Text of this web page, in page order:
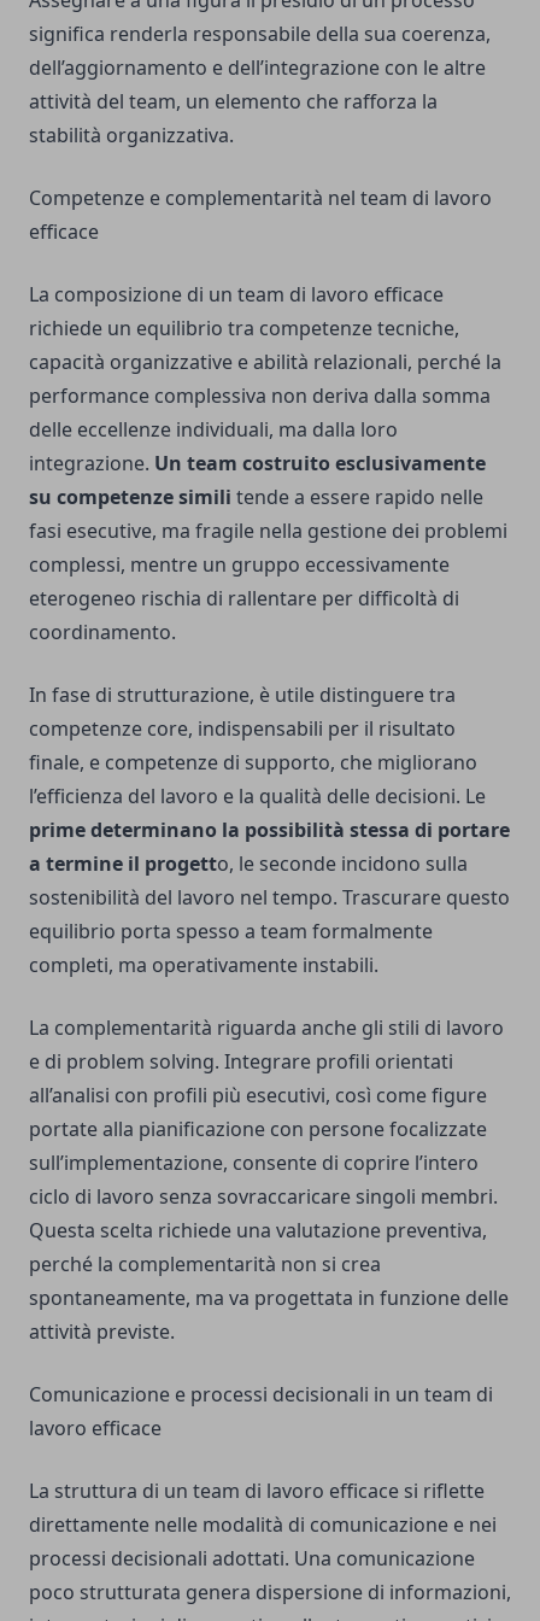
significa renderla responsabile della sua coerenza,
dell’aggiornamento e dell’integrazione con le altre
attività del team, un elemento che rafforza la
stabilità organizzativa.
Competenze e complementarità nel team di lavoro
efficace
La composizione di un team di lavoro efficace
richiede un equilibrio tra competenze tecniche,
capacità organizzative e abilità relazionali, perché la
performance complessiva non deriva dalla somma
delle eccellenze individuali, ma dalla loro
integrazione. Un team costruito esclusivamente
su competenze simili tende a essere rapido nelle
fasi esecutive, ma fragile nella gestione dei problemi
complessi, mentre un gruppo eccessivamente
eterogeneo rischia di rallentare per difficoltà di
coordinamento.
In fase di strutturazione, è utile distinguere tra
competenze core, indispensabili per il risultato
finale, e competenze di supporto, che migliorano
l’efficienza del lavoro e la qualità delle decisioni. Le
prime determinano la possibilità stessa di portare
a termine il progetto, le seconde incidono sulla
sostenibilità del lavoro nel tempo. Trascurare questo
equilibrio porta spesso a team formalmente
completi, ma operativamente instabili.
La complementarità riguarda anche gli stili di lavoro
e di problem solving. Integrare profili orientati
all’analisi con profili più esecutivi, così come figure
portate alla pianificazione con persone focalizzate
sull’implementazione, consente di coprire l’intero
ciclo di lavoro senza sovraccaricare singoli membri.
Questa scelta richiede una valutazione preventiva,
perché la complementarità non si crea
spontaneamente, ma va progettata in funzione delle
attività previste.
Comunicazione e processi decisionali in un team di
lavoro efficace
La struttura di un team di lavoro efficace si riflette
direttamente nelle modalità di comunicazione e nei
processi decisionali adottati. Una comunicazione
poco strutturata genera dispersione di informazioni,